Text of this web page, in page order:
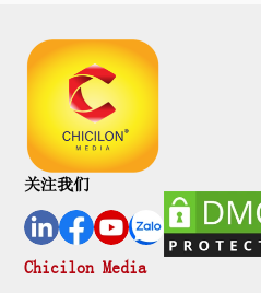
关注我们
Chicilon Media